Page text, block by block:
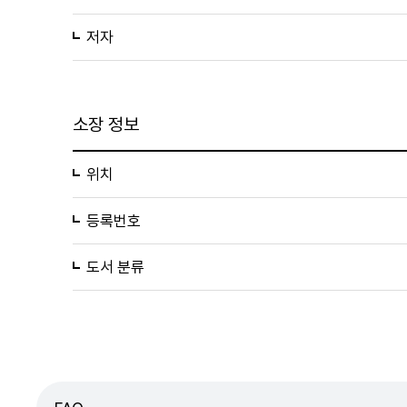
저자
소장 정보
위치
등록번호
도서 분류